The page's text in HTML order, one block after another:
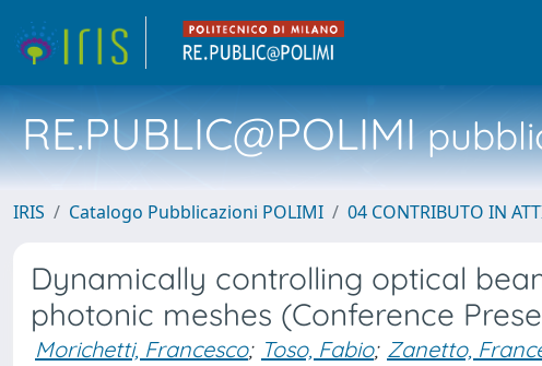
RE.PUBLIC@POLIMI
IRIS Catalogo Pubblicazioni POLIMI 04 CONTRIBUTO IN
Dynamically controlling optical
photonic meshes (Conference
Morichetti, Francesco; Toso, Fabio; Zanetto,